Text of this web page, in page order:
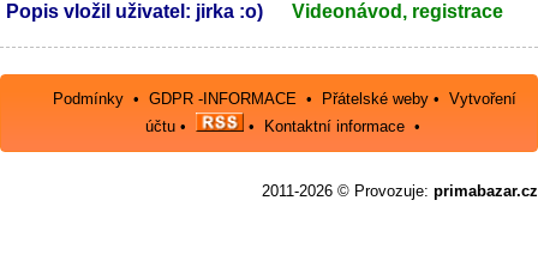
Popis vložil uživatel: jirka :o) Videonávod, registrace
Podmínky •GDPR -INFORMACE • Přátelské weby •Vytvoření
účtu• • Kontaktní informace•
2011-2026 © Provozuje: primabazar.cz